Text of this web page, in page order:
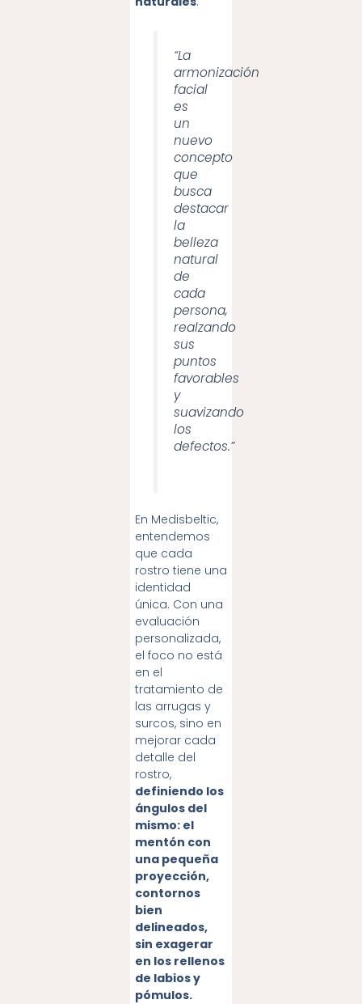
“La
armonización
facial
es
un
nuevo
concepto
que
busca
destacar
la
belleza
natural
de
cada
persona,
realzando
sus
puntos
favorables
y
suavizando
los
defectos.”
En Medisbeltic,
entendemos
que cada
rostro tiene una
identidad
única. Con una
evaluación
personalizada,
el foco no está
en el
tratamiento de
las arrugas y
surcos, sino en
mejorar cada
detalle del
rostro,
definiendo los
ángulos del
mismo: el
mentón con
una pequeña
proyección,
contornos
bien
delineados,
sin exagerar
en los rellenos
de labios y
pómulos.